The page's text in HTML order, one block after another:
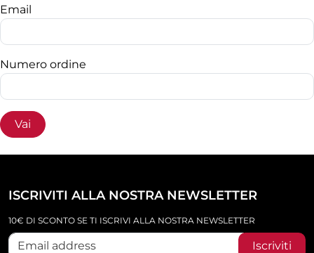
Email
Numero ordine
ISCRIVITI ALLA NOSTRA NEWSLETTER
10€ DI SCONTO SE TI ISCRIVI ALLA NOSTRA NEWSLETTER
Iscriviti